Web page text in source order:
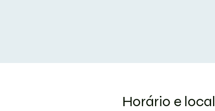
Horário e local